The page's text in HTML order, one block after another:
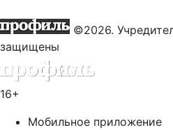
©2026.
защищены
16+
Мобильное приложение